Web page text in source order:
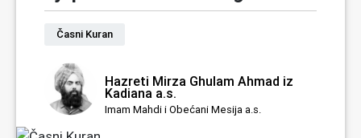
Časni Kuran
Hazreti Mirza Ghulam Ahmad iz
Kadiana a.s.
Imam Mahdi i Obećani Mesija a.s.